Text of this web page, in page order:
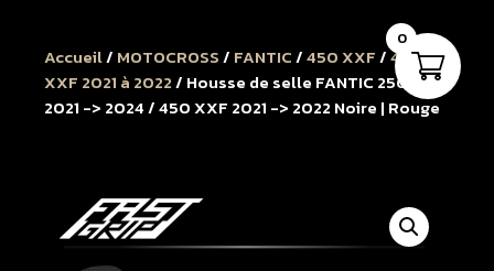
Accueil/ MOTOCROSS/ FANTIC/450 XXF/450
XXF 2021 à 2022/ Housse de selle FANTIC 250 XXF
2021 -> 2024 / 450 XXF 2021 -> 2022 Noire | Rouge
0